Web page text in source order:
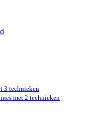
3 technieken
met 2 technieken